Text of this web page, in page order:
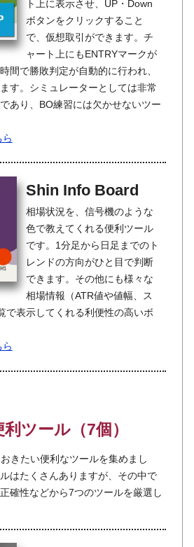
ト上に表示させ、UP・Down
ボタンをクリックすること
で、仮想取引ができます。チ
ャート上にもENTRYマークが
間で勝敗判定が自動的に行われ、
す。シミュレーターとしては非常
あり、BO練習には欠かせないツー
Shin Info Board
相場状況を、信号機のような
色で教えてくれる便利ツール
です。1分足から日足までのト
レンドの方向がひと目で判断
できます。その他にも様々な
相場情報（ATR値や値幅、ス
で表示してくれる利便性の高いボ
ツール（7個）
きたい便利なツールを集めまし
はたくさんありますが、その中で
確性などから7つのツールを厳選し